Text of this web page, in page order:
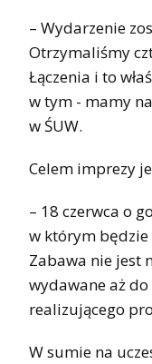
– Wydarzenie
Otrzymaliśmy
Łączenia i to
w tym - mamy
w ŚUW.
Celem imprezy
– 18 czerwca o
w którym będzie
Zabawa nie jest
wydawane aż
realizującego
W sumie na